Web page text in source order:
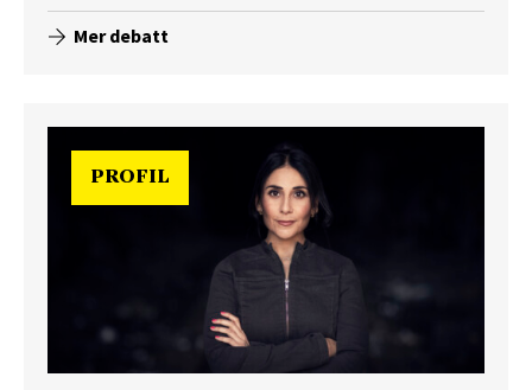
Mer debatt
PROFIL